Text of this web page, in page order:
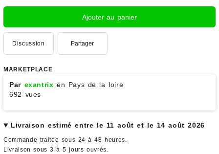
Ajouter au panier
Discussion Partager
MARKETPLACE
Par exantrix en Pays de la loire
692 vues
Livraison estimé entre le 11 août et le 14 août 2026
Commande traitée sous 24 à 48 heures.
Livraison sous 3 à 5 jours ouvrés.